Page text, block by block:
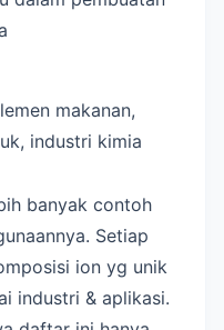
makanan,
industri kimia
banyak contoh
Setiap
ion yg unik
industri & aplikasi.